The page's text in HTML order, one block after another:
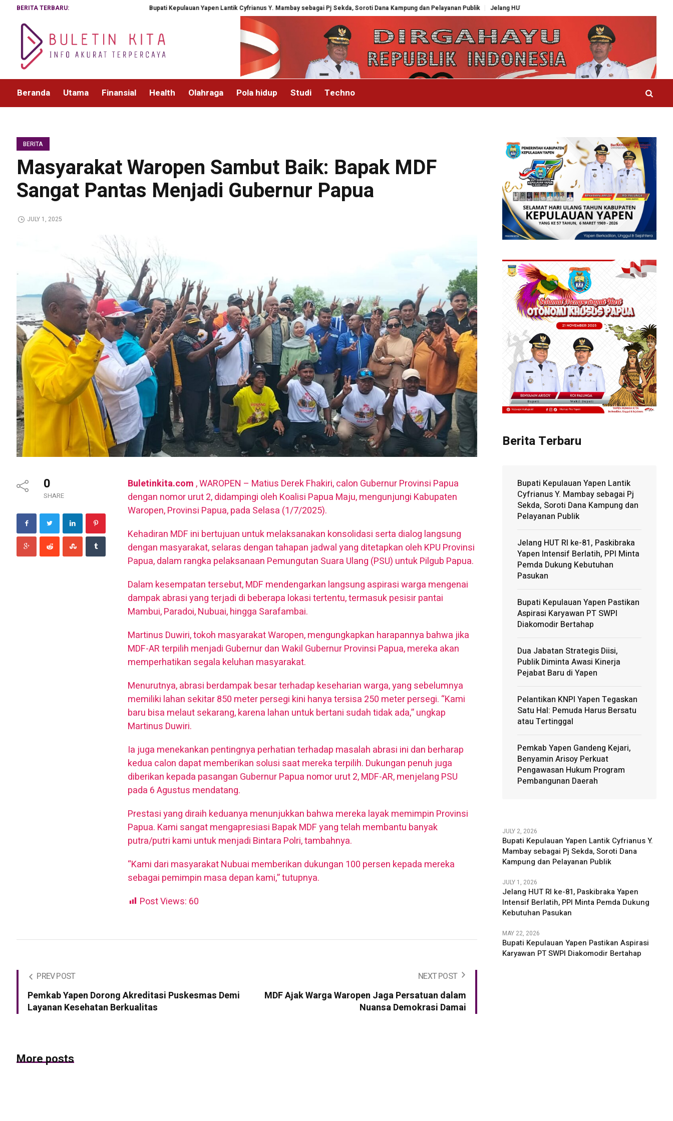
BERITA TERBARU: Bupati Kepulauan Yapen Lantik Cyfrianus Y. Mambay sebagai Pj Sekda, Soroti Dana Kampung dan Pelayanan Publik Jelang HUT RI ke-81, Paskibraka Yapen Intensif Berlatih, PPI Minta Pemda
Beranda Utama Finansial Health Olahraga Pola hidup Studi Techno
BERITA
Masyarakat Waropen Sambut Baik: Bapak MDF
Sangat Pantas Menjadi Gubernur Papua
JULY 1, 2025
0
SHARE
Buletinkita.com, WAROPEN – Matius Derek Fhakiri, calon Gubernur Provinsi Papua
dengan nomor urut 2, didampingi oleh Koalisi Papua Maju, mengunjungi Kabupaten
Waropen, Provinsi Papua, pada Selasa (1/7/2025).
Kehadiran MDF ini bertujuan untuk melaksanakan konsolidasi serta dialog langsung
dengan masyarakat, selaras dengan tahapan jadwal yang ditetapkan oleh KPU Provinsi
Papua, dalam rangka pelaksanaan Pemungutan Suara Ulang (PSU) untuk Pilgub Papua.
Dalam kesempatan tersebut, MDF mendengarkan langsung aspirasi warga mengenai
dampak abrasi yang terjadi di beberapa lokasi tertentu, termasuk pesisir pantai
Mambui, Paradoi, Nubuai, hingga Sarafambai.
Martinus Duwiri, tokoh masyarakat Waropen, mengungkapkan harapannya bahwa jika
MDF-AR terpilih menjadi Gubernur dan Wakil Gubernur Provinsi Papua, mereka akan
memperhatikan segala keluhan masyarakat.
Menurutnya, abrasi berdampak besar terhadap keseharian warga, yang sebelumnya
memiliki lahan sekitar 850 meter persegi kini hanya tersisa 250 meter persegi. “Kami
baru bisa melaut sekarang, karena lahan untuk bertani sudah tidak ada,” ungkap
Martinus Duwiri.
Ia juga menekankan pentingnya perhatian terhadap masalah abrasi ini dan berharap
kedua calon dapat memberikan solusi saat mereka terpilih. Dukungan penuh juga
diberikan kepada pasangan Gubernur Papua nomor urut 2, MDF-AR, menjelang PSU
pada 6 Agustus mendatang.
Prestasi yang diraih keduanya menunjukkan bahwa mereka layak memimpin Provinsi
Papua. Kami sangat mengapresiasi Bapak MDF yang telah membantu banyak
putra/putri kami untuk menjadi Bintara Polri, tambahnya.
“Kami dari masyarakat Nubuai memberikan dukungan 100 persen kepada mereka
sebagai pemimpin masa depan kami,” tutupnya.
Post Views: 60
PREV POST
Pemkab Yapen Dorong Akreditasi Puskesmas Demi
Layanan Kesehatan Berkualitas
NEXT POST
MDF Ajak Warga Waropen Jaga Persatuan dalam
Nuansa Demokrasi Damai
More posts
Berita Terbaru
Bupati Kepulauan Yapen Lantik
Cyfrianus Y. Mambay sebagai Pj
Sekda, Soroti Dana Kampung dan
Pelayanan Publik
Jelang HUT RI ke-81, Paskibraka
Yapen Intensif Berlatih, PPI Minta
Pemda Dukung Kebutuhan
Pasukan
Bupati Kepulauan Yapen Pastikan
Aspirasi Karyawan PT SWPI
Diakomodir Bertahap
Dua Jabatan Strategis Diisi,
Publik Diminta Awasi Kinerja
Pejabat Baru di Yapen
Pelantikan KNPI Yapen Tegaskan
Satu Hal: Pemuda Harus Bersatu
atau Tertinggal
Pemkab Yapen Gandeng Kejari,
Benyamin Arisoy Perkuat
Pengawasan Hukum Program
Pembangunan Daerah
JULY 2, 2026
Bupati Kepulauan Yapen Lantik Cyfrianus Y.
Mambay sebagai Pj Sekda, Soroti Dana
Kampung dan Pelayanan Publik
JULY 1, 2026
Jelang HUT RI ke-81, Paskibraka Yapen
Intensif Berlatih, PPI Minta Pemda Dukung
Kebutuhan Pasukan
MAY 22, 2026
Bupati Kepulauan Yapen Pastikan Aspirasi
Karyawan PT SWPI Diakomodir Bertahap